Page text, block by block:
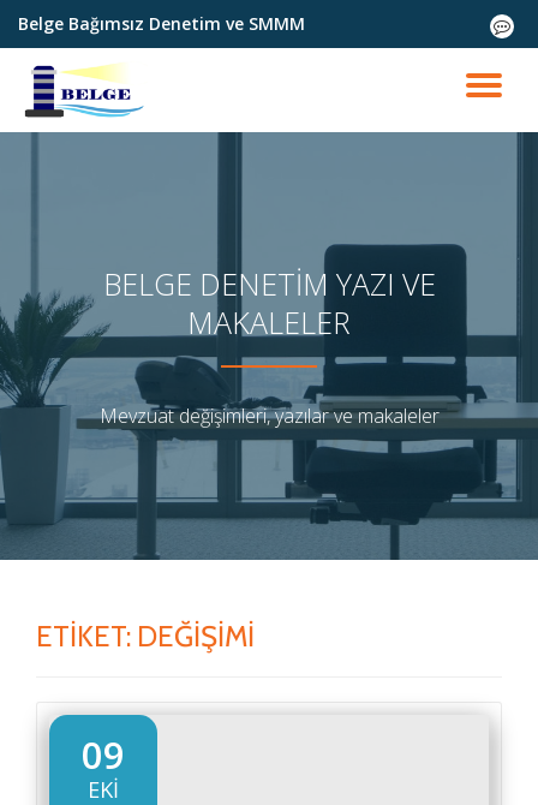
Belge Bağımsız Denetim ve SMMM
fa-
o
BELGE DENETIM YAZI VE
MAKALELER
Mevzuat değişimleri, yazılar ve makaleler
ETIKET: DEĞIŞIMI
09
EKI